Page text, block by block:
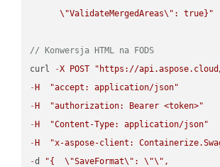
\"ValidateMergedAreas\" : true}"
// Konwersja HTML na FODS
curl
-X POST
"https://api.aspose.cloud/
- H
"accept: application/json"
- H
"authorization: Bearer <token>"
- H
"Content-Type: application/json"
- H
"x-aspose-client:
-d "{ \"SaveFormat\" : \"\" ,